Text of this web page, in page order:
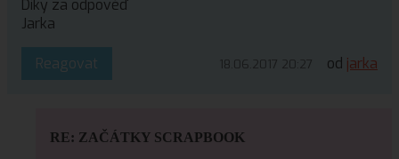
Díky za odpověď
Jarka
Reagovat 18.06.2017 20:27 od jarka
RE: ZAČÁTKY SCRAPBOOK